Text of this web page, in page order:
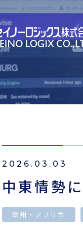
サービス
輸出海上混載
輸入海上混載
Asian
2026.03.03
中東情勢
欧州・アフリカ